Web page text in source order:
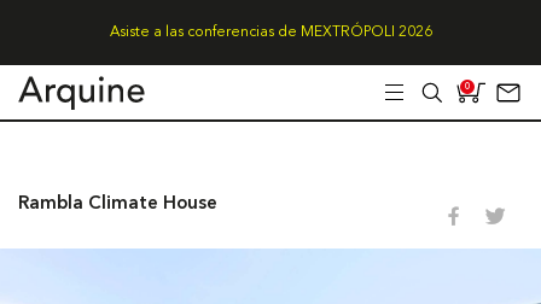
Asiste a las conferencias de MEXTRÓPOLI 2026
0
Rambla Climate House